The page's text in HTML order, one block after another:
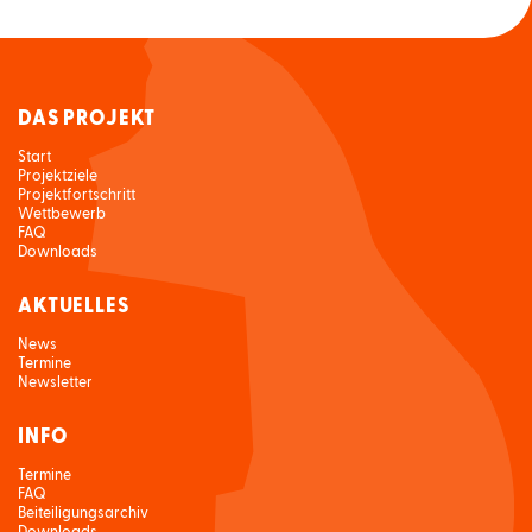
DAS PROJEKT
Start
Projektziele
Projektfortschritt
Wettbewerb
FAQ
Downloads
AKTUELLES
News
Termine
Newsletter
INFO
Termine
FAQ
Beiteiligungsarchiv